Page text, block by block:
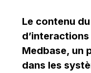
Le contenu
Medbase, un
dans les